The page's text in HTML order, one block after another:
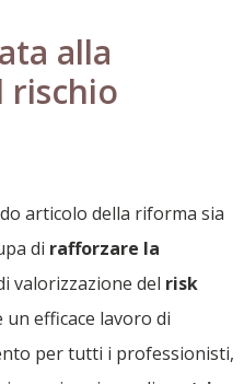
alla
rischio
articolo della riforma sia
di rafforzare la
valorizzazione del risk
efficace lavoro di
per tutti i professionisti,